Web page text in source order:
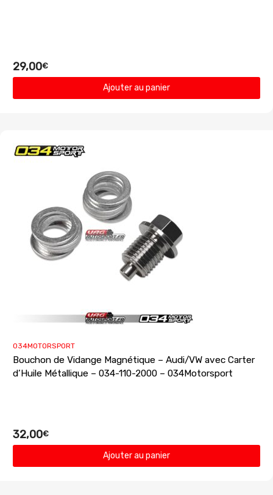
29,00€
Ajouter au panier
034MOTORSPORT
Bouchon de Vidange Magnétique – Audi/VW avec Carter
d’Huile Métallique – 034-110-2000 – 034Motorsport
32,00€
Ajouter au panier